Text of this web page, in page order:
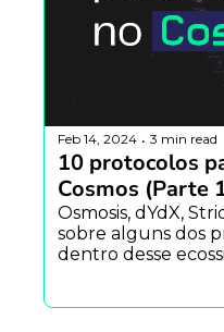
Feb 14, 2024 • 3 min read
10 protocolos
Cosmos (Parte
Osmosis, dYdX,
sobre alguns dos
dentro desse